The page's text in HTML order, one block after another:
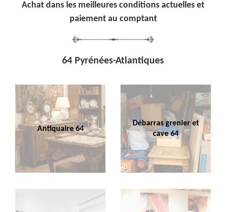
Achat dans les meilleures conditions actuelles et
paiement au comptant
64 Pyrénées-Atlantiques
Antiquaire 64
Débarras grenier et
cave 64